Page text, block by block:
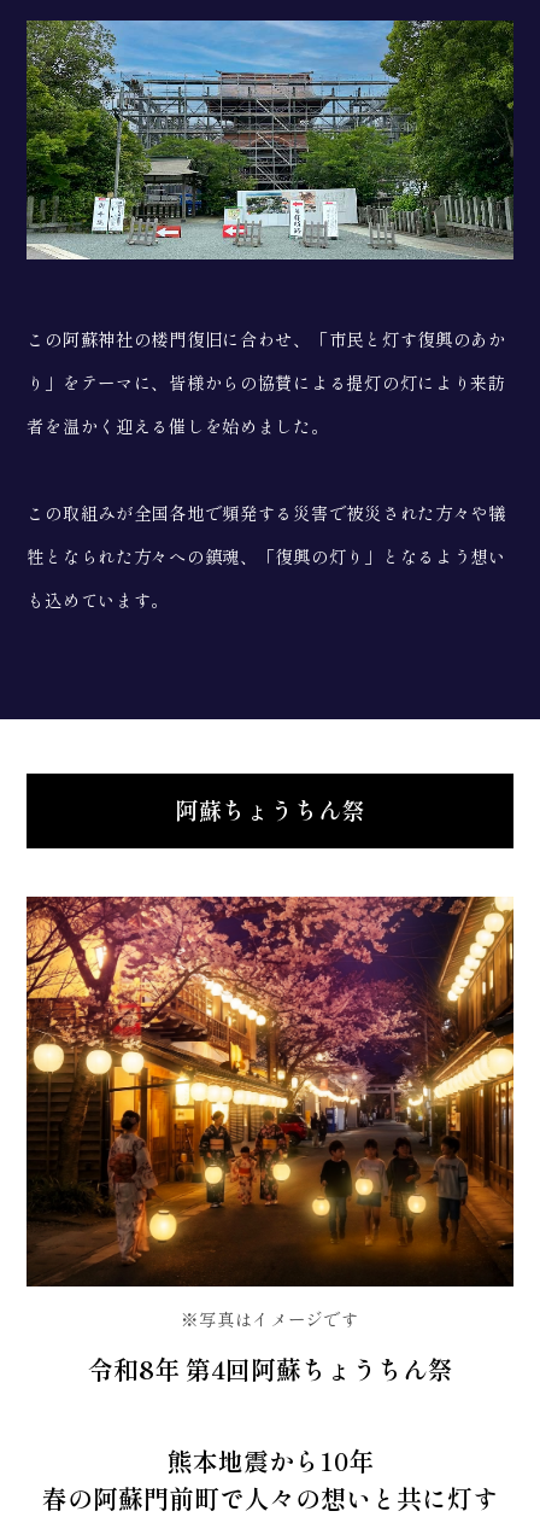
この阿蘇神社の楼門復旧に合わせ、「市民と灯す復興のあか
り」をテーマに、皆様からの協賛による提灯の灯により来訪
者を温かく迎える催しを始めました。
この取組みが全国各地で頻発する災害で被災された方々や犠
牲となられた方々への鎮魂、「復興の灯り」となるよう想い
も込めています。
阿蘇ちょうちん祭
写真はイメージです
令和8年 第4回阿蘇ちょうちん祭
熊本地震から10年
春の阿蘇門前町で人々の想いと共に灯す